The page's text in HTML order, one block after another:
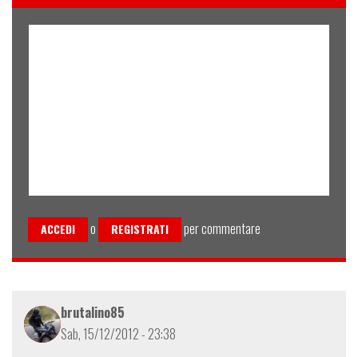
ACCEDI o REGISTRATI per commentare
brutalino85
Sab, 15/12/2012 - 23:38